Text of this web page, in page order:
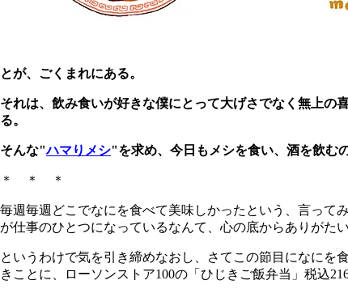
とが、ごくまれにある。
それは、飲み食いが好きな僕にとって大げさでなく無上の
る。
そんな"ハマりメシ"を求め、今日もメシを食い、酒を飲むの
＊ ＊ ＊
毎週毎週どこでなにを食べて美味しかったという、言って
が仕事のひとつになっているなんて、心の底からありがた
というわけで気を引き締めなおし、さてこの節目になに
きことに、ローソンストア100の「ひじきご飯弁当」税込